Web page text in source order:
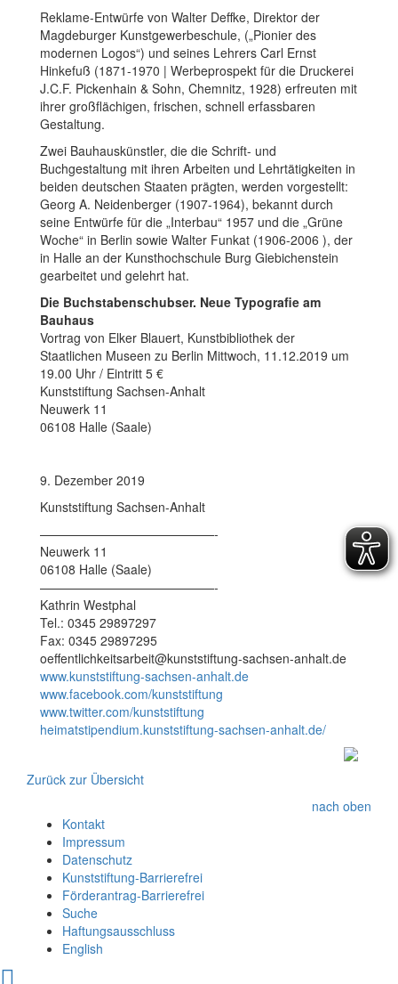
Reklame-Entwürfe von Walter Deffke, Direktor der
Magdeburger Kunstgewerbeschule, („Pionier des
modernen Logos“) und seines Lehrers Carl Ernst
Hinkefuß (1871-1970 | Werbeprospekt für die Druckerei
J.C.F. Pickenhain & Sohn, Chemnitz, 1928) erfreuten mit
ihrer großflächigen, frischen, schnell erfassbaren
Gestaltung.
Zwei Bauhauskünstler, die die Schrift- und
Buchgestaltung mit ihren Arbeiten und Lehrtätigkeiten in
beiden deutschen Staaten prägten, werden vorgestellt:
Georg A. Neidenberger (1907-1964), bekannt durch
seine Entwürfe für die „Interbau“ 1957 und die „Grüne
Woche“ in Berlin sowie Walter Funkat (1906-2006 ), der
in Halle an der Kunsthochschule Burg Giebichenstein
gearbeitet und gelehrt hat.
Die Buchstabenschubser. Neue Typografie am
Bauhaus
Vortrag von Elker Blauert, Kunstbibliothek der
Staatlichen Museen zu Berlin Mittwoch, 11.12.2019 um
19.00 Uhr / Eintritt 5 €
Kunststiftung Sachsen-Anhalt
Neuwerk 11
06108 Halle (Saale)
9. Dezember 2019
Kunststiftung Sachsen-Anhalt
——————————————-
Neuwerk 11
06108 Halle (Saale)
——————————————-
Kathrin Westphal
Tel.: 0345 29897297
Fax: 0345 29897295
oeffentlichkeitsarbeit@kunststiftung-sachsen-anhalt.de
www.kunststiftung-sachsen-anhalt.de
www.facebook.com/kunststiftung
www.twitter.com/kunststiftung
heimatstipendium.kunststiftung-sachsen-anhalt.de/
Zurück zur Übersicht
nach oben
Kontakt
Impressum
Datenschutz
Kunststiftung-Barrierefrei
Förderantrag-Barrierefrei
Suche
Haftungsausschluss
English